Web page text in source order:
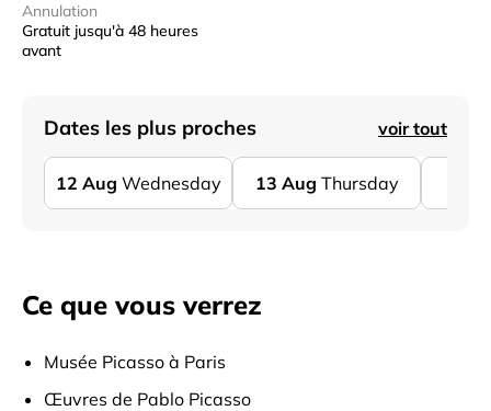
Annulation
Gratuit jusqu'à 48 heures
avant
Dates les plus proches voir tout
12 Aug Wednesday 13 Aug Thursday
Ce que vous verrez
Musée Picasso à Paris
Œuvres de Pablo Picasso